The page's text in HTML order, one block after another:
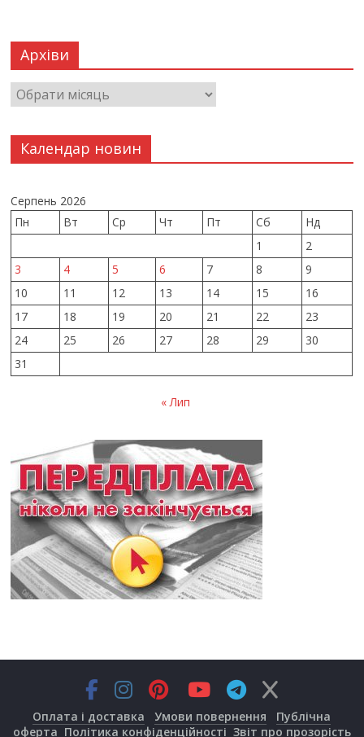
Архіви
Календар новин
Серпень 2026
Пн
Вт Ср Чт Пт Сб
Нд
1
2
3
4 5 6 7 8
9
10
11 12 13 14 15
16
17
18 19 20 21 22
23
24
25 26 27 28 29
30
31
« Лип
Оплата і доставка Умови повернення
Публічна
оферта Політика конфіденційності Звіт про прозорість